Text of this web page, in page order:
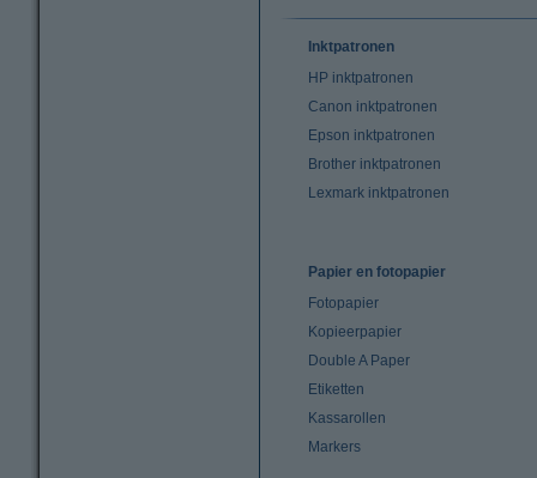
Inktpatronen
HP inktpatronen
Canon inktpatronen
Epson inktpatronen
Brother inktpatronen
Lexmark inktpatronen
Papier en fotopapier
Fotopapier
Kopieerpapier
Double A Paper
Etiketten
Kassarollen
Markers